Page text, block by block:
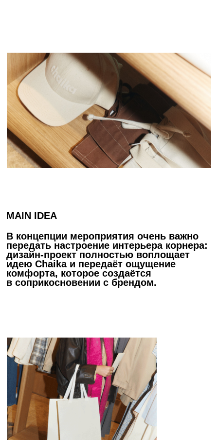
Отправной точкой стали тёплые оттенки
приятные текстуры, которые создают
комфорт и
уют, прозрачные детали, как
элемент ощущения свободы,
текстильные акценты — пуф и ковёр
с высоким ворсом цвета сливочного
масла — передают мягкость.
CHAIKA